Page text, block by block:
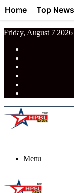
Friday, August 7 2026
Menu
Home Top News